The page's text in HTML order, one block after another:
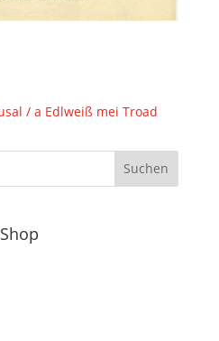
/ a Edlweiß mei Troad